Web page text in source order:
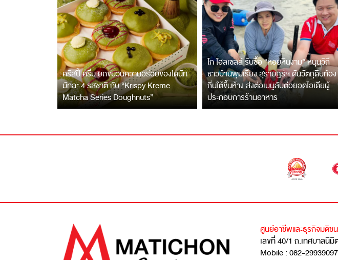
คริสปี้ ครีม ยกขบวนความอร่อยของโดนัท
มัทฉะ 4 รสชาติ กับ “Krispy Kreme
Matcha Series Doughnuts”
โก โฮลเซลล์ รับซื้อ “หอยหินงาม” หนุนวิถี
ชาวบ้านพุมเรียง สุราษฎร์ฯ ดันวัตถุดิบท้อง
ถิ่นใต้ขึ้นห้าง ส่งต่อเมนูลับต่อยอดไอเดียผู้
ประกอบการร้านอาหาร
ศูนย์อาชีพและธุรกิจมติช
เลขที่ 40/1 ถ.เทศบาลนิมิ
Mobile : 082-29939097